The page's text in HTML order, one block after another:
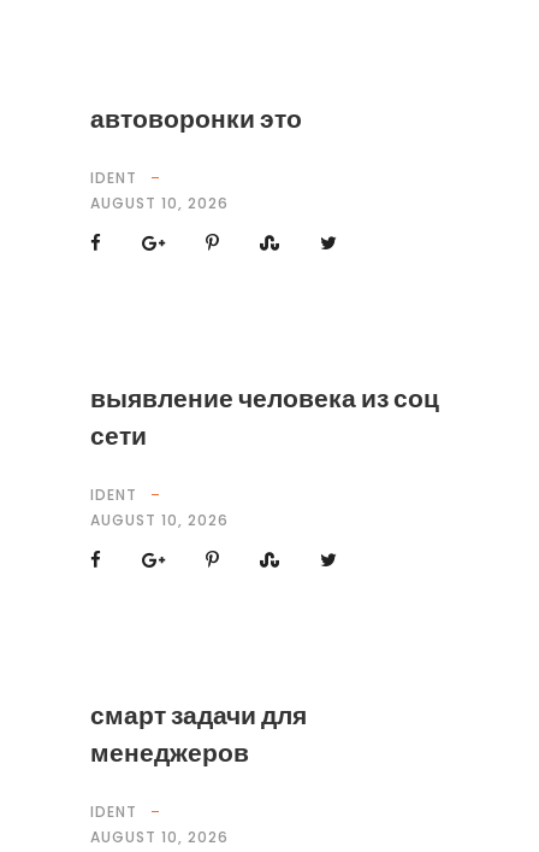
автоворонки это
IDENT
AUGUST 10, 2026
выявление человека из соц
сети
IDENT
AUGUST 10, 2026
смарт задачи для
менеджеров
IDENT
AUGUST 10, 2026